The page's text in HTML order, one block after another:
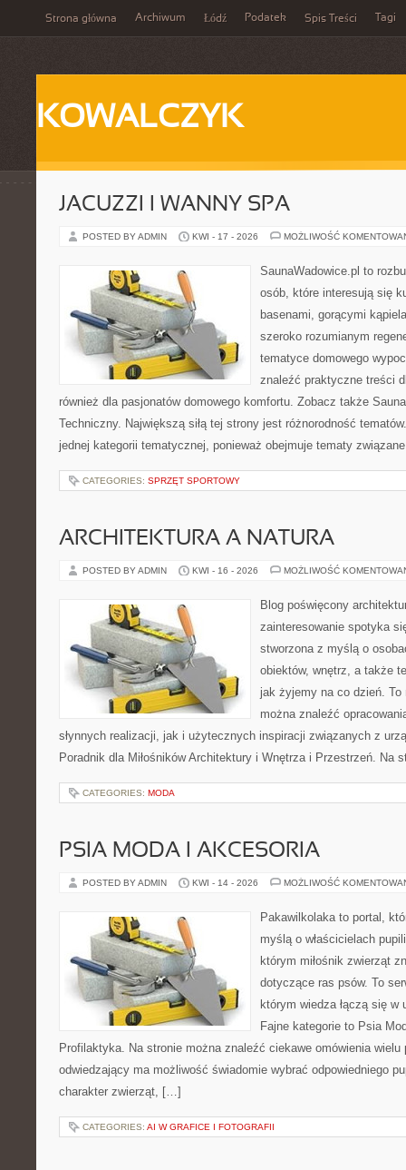
Strona główna Archiwum Łódź Podatek Spis Treści Tagi
KOWALCZYK
JACUZZI I WANNY SPA
POSTED BY ADMIN KWI - 17 - 2026 MOŻLIWOŚĆ
SaunaWadowice.pl to
osób, które interesują się
basenami, gorącymi
szeroko rozumianym
tematyce domowego
znaleźć praktyczne treści
również dla pasjonatów domowego komfortu. Zobacz także
Techniczny. Największą siłą tej strony jest różnorodność
jednej kategorii tematycznej, ponieważ obejmuje tematy
CATEGORIES: SPRZĘT SPORTOWY
ARCHITEKTURA A NATURA
POSTED BY ADMIN KWI - 16 - 2026 MOŻLIWOŚĆ
Blog poświęcony
zainteresowanie spotyka
stworzona z myślą o
obiektów, wnętrz, a także
jak żyjemy na co dzień.
można znaleźć
słynnych realizacji, jak i użytecznych inspiracji związanych z
Poradnik dla Miłośników Architektury i Wnętrza i Przestrzeń.
CATEGORIES: MODA
PSIA MODA I AKCESORIA
POSTED BY ADMIN KWI - 14 - 2026 MOŻLIWOŚĆ
Pakawilkolaka to portal,
myślą o właścicielach
którym miłośnik zwierząt
dotyczące ras psów. To
którym wiedza łączą się w
Fajne kategorie to Psia
Profilaktyka. Na stronie można znaleźć ciekawe omówienia
odwiedzający ma możliwość świadomie wybrać odpowiedniego
charakter zwierząt, […]
CATEGORIES: AI W GRAFICE I FOTOGRAFII